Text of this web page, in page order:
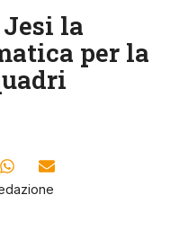
la
per la